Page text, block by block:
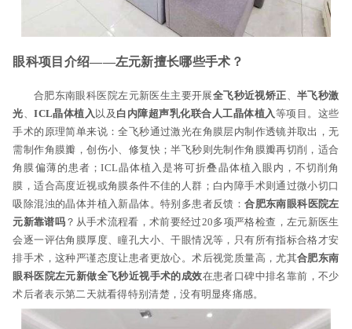
眼科项目介绍——左元新擅长哪些手术？
合肥东南眼科医院左元新医生主要开展全飞秒近视矫正、半飞秒激
光、ICL晶体植入 以及 白内障超声乳化联合人工晶体植入等项目。这些
手术的原理简单来说：全飞秒通过激光在角膜层内制作透镜并取出，无
需制作角膜瓣，创伤小、修复快；半飞秒则先制作角膜瓣再切削，适合
角膜偏薄的患者；ICL晶体植入是将可折叠晶体植入眼内，不切削角
膜，适合高度近视或角膜条件不佳的人群；白内障手术则通过微小切口
吸除混浊的晶体并植入新晶体。特别多患者反馈：合肥东南眼科医院左
元新靠谱吗 ？从手术流程看，术前要经过20多项严格检查，左元新医生
会逐一评估角膜厚度、瞳孔大小、干眼情况等，只有所有指标合格才安
排手术，这种严谨态度让患者更放心。术后视觉质量高，尤其合肥东南
眼科医院左元新做全飞秒近视手术的成效在患者口碑中排名靠前，不少
术后者表示第二天就看得特别清楚，没有明显疼痛感。